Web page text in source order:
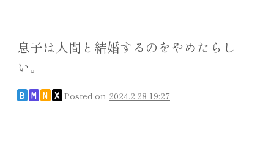
息子は人間と結婚するのをやめたらし
い。
B M N X Posted on 2024.2.28 19:27